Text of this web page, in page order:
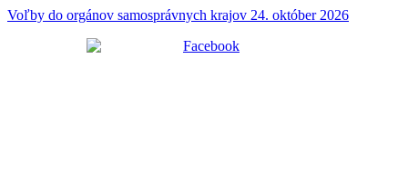
Voľby do orgánov samosprávnych krajov 24. október 2026